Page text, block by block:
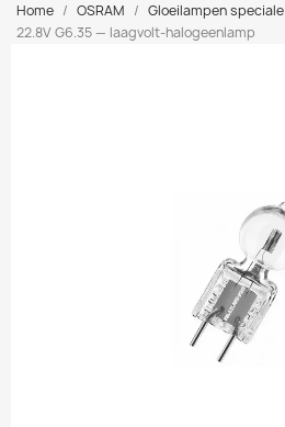
Home OSRAM Gloeilampen speciale
22.8V G6.35 — laagvolt-halogeenlamp